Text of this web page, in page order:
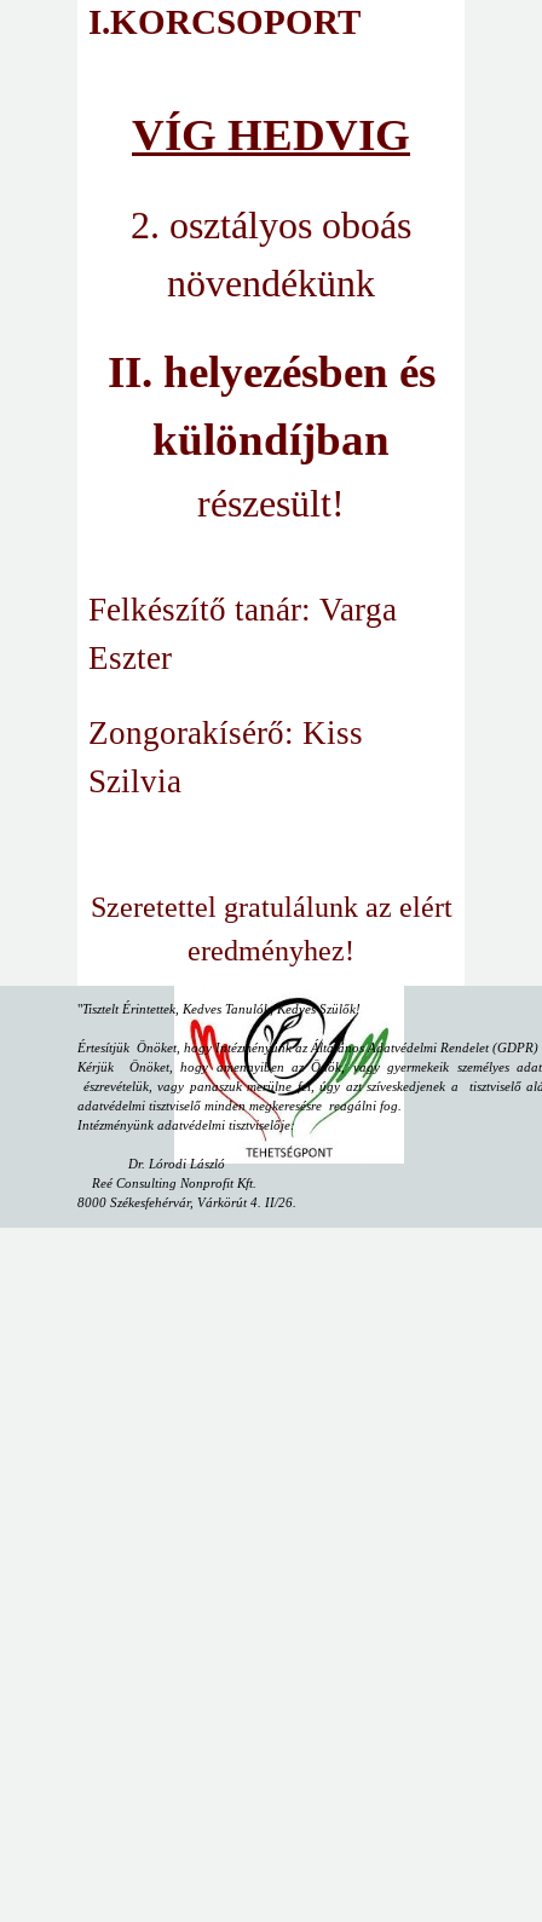
I.KORCSOPORT
VÍG HEDVIG
2. osztályos oboás
növendékünk
II. helyezésben és
különdíjban
részesült!
Felkészítő tanár: Varga
Eszter
Zongorakísérő: Kiss
Szilvia
Szeretettel gratulálunk az elért
eredményhez!
"Tisztelt Érintettek, Kedves Tanulók, Kedves Szülők!
Értesítjük Önöket, hogy Intézményünk az Általános Adatvédelmi Rendelet
Kérjük Önöket, hogy amennyiben az Önök, vagy gyermekeik személyes
észrevételük, vagy panaszuk merülne fel, úgy azt szíveskedjenek a tisztviselő
adatvédelmi tisztviselő minden megkeresésre reagálni fog.
Intézményünk adatvédelmi tisztviselője:
Dr. Lórodi László
Reé Consulting Nonprofit Kft.
8000 Székesfehérvár, Várkörút 4. II/26.